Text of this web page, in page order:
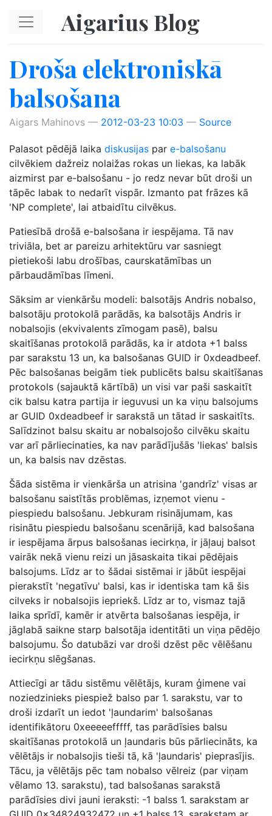
Aigarius Blog
Droša elektroniskā
balsošana
Aigars Mahinovs 2012-03-23 10:03 Source
Palasot pēdējā laika diskusijas par e-balsošanu
cilvēkiem dažreiz nolaižas rokas un liekas, ka labāk
aizmirst par e-balsošanu - jo redz nevar būt droši un
tāpēc labak to nedarīt vispār. Izmanto pat frāzes kā
'NP complete', lai atbaidītu cilvēkus.
Patiesībā drošā e-balsošana ir iespējama. Tā nav
triviāla, bet ar pareizu arhitektūru var sasniegt
pietiekoši labu drošības, caurskatāmības un
pārbaudāmības līmeni.
Sāksim ar vienkāršu modeli: balsotājs Andris nobalso,
balsotāju protokolā parādās, ka balsotājs Andris ir
nobalsojis (ekvivalents zīmogam pasē), balsu
skaitīšanas protokolā parādās, ka ir atdota +1 balss
par sarakstu 13 un, ka balsošanas GUID ir 0xdeadbeef.
Pēc balsošanas beigām tiek publicēts balsu skaitīšanas
protokols (sajauktā kārtībā) un visi var paši saskaitīt
cik balsu katra partija ir ieguvusi un ka viņu balsojums
ar GUID 0xdeadbeef ir sarakstā un tātad ir saskaitīts.
Salīdzinot balsu skaitu ar nobalsojošo cilvēku skaitu
var arī pārliecinaties, ka nav parādījušās 'liekas' balsis
un, ka balsis nav dzēstas.
Šāda sistēma ir vienkārša un atrisina 'gandrīz' visas ar
balsošanu saistītās problēmas, izņemot vienu -
piespiedu balsošanu. Jebkuram risinājumam, kas
risinātu piespiedu balsošanu scenārijā, kad balsošana
ir iespējama ārpus balsošanas iecirkņa, ir jāļauj balsot
vairāk nekā vienu reizi un jāsaskaita tikai pēdējais
balsojums. Līdz ar to šādai sistēmai ir jābūt iespējai
pierakstīt 'negatīvu' balsi, kas ir identiska tam kā šis
cilveks ir nobalsojis iepriekš. Līdz ar to, vismaz tajā
laika sprīdī, kamēr ir atvērta balsošanas iespēja, ir
jāglabā saikne starp balsotāja identitāti un viņa pēdējo
balsojumu. Šo datubāzi var droši dzēst pēc vēlēšanu
iecirkņu slēgšanas.
Attiecīgi ar tādu sistēmu vēlētājs, kuram ģimene vai
noziedzinieks piespiež balso par 1. sarakstu, var to
droši izdarīt un iedot 'ļaundarim' balsošanas
identifikātoru 0xeeeeefffff, tas parādīsies balsu
skaitīšanas protokolā un ļaundaris būs pārliecināts, ka
vēlētājs ir nobalsojis tieši tā, kā 'ļaundaris' pieprasījis.
Tācu, ja vēlētājs pēc tam nobalso vēlreiz (par viņam
vēlamo 13. sarakstu), tad balsošanas sarakstā
parādīsies divi jauni ieraksti: -1 balss 1. sarakstam ar